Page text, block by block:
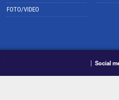
FOTO/VIDEO
Social